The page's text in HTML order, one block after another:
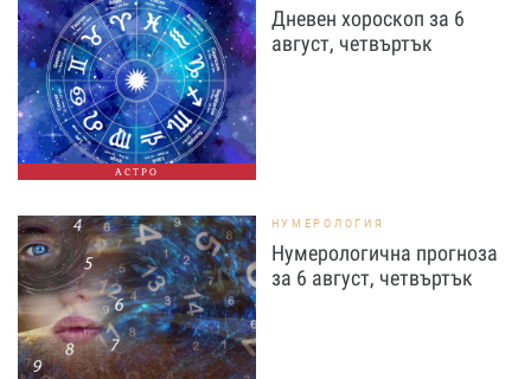
АСТРО
Дневен хороскоп за 6
август, четвъртък
НУМЕРОЛОГИЯ
Нумерологична прогноза
за 6 август, четвъртък